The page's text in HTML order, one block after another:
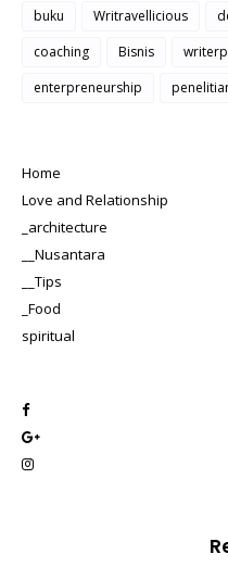
buku Writravellicious
coaching
Bisnis
enterpreneurship
Home
Love and Relationship
_architecture
__Nusantara
__Tips
_Food
spiritual